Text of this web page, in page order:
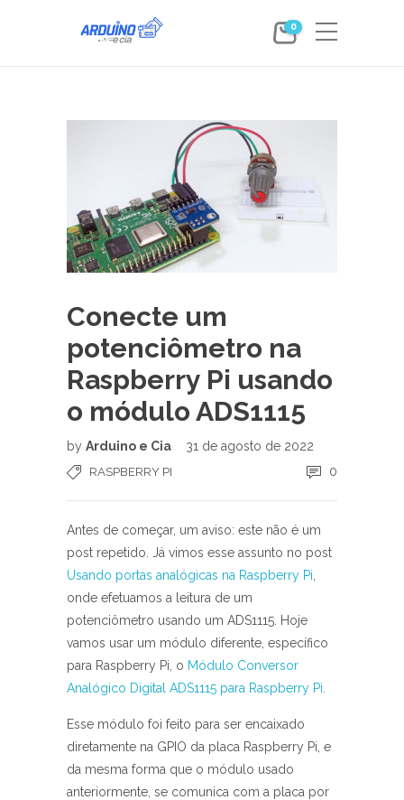
0
Conecte um
potenciômetro na
Raspberry Pi usando
o módulo ADS1115
by Arduino e Cia 31 de agosto de 2022
RASPBERRY PI 0
Antes de começar, um aviso: este não é um
post repetido. Já vimos esse assunto no post
Usando portas analógicas na Raspberry Pi
onde efetuamos a leitura de um
potenciômetro usando um ADS1115. Hoje
vamos usar um módulo diferente, específico
para Raspberry Pi, o Módulo Conversor
Analógico Digital ADS1115 para Raspberry Pi
Esse módulo foi feito para ser encaixado
diretamente na GPIO da placa Raspberry Pi, e
da mesma forma que o módulo usado
anteriormente, se comunica com a placa por